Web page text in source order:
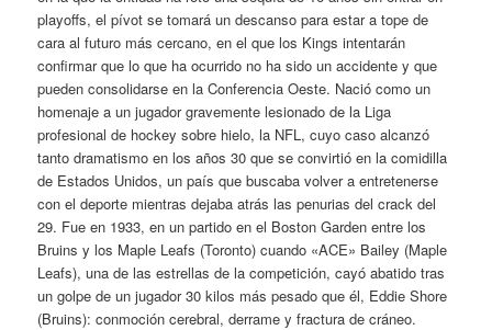
playoffs, el pívot se tomará un descanso para estar a tope de
cara al futuro más cercano, en el que los Kings intentarán
confirmar que lo que ha ocurrido no ha sido un accidente y que
pueden consolidarse en la Conferencia Oeste. Nació como un
homenaje a un jugador gravemente lesionado de la Liga
profesional de hockey sobre hielo, la NFL, cuyo caso alcanzó
tanto dramatismo en los años 30 que se convirtió en la comidilla
de Estados Unidos, un país que buscaba volver a entretenerse
con el deporte mientras dejaba atrás las penurias del crack del
29. Fue en 1933, en un partido en el Boston Garden entre los
Bruins y los Maple Leafs (Toronto) cuando «ACE» Bailey (Maple
Leafs), una de las estrellas de la competición, cayó abatido tras
un golpe de un jugador 30 kilos más pesado que él, Eddie Shore
(Bruins): conmoción cerebral, derrame y fractura de cráneo.